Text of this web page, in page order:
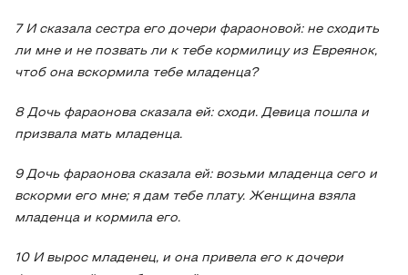
7 И сказала сестра его дочери фараоновой: не сходить
ли мне и не позвать ли к тебе кормилицу из Евреянок,
чтоб она вскормила тебе младенца?
8 Дочь фараонова сказала ей: сходи. Девица пошла и
призвала мать младенца.
9 Дочь фараонова сказала ей: возьми младенца сего и
вскорми его мне; я дам тебе плату. Женщина взяла
младенца и кормила его.
10 И вырос младенец, и она привела его к дочери